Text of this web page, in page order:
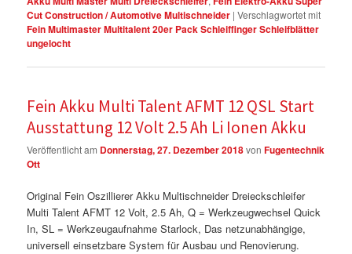
Cut Construction / Automotive Multischneider |Verschlagwortet mit
Fein Multimaster Multitalent 20er Pack Schleiffinger Schleifblätter
ungelocht
Fein Akku Multi Talent AFMT 12 QSL Start
Ausstattung 12 Volt 2.5 Ah Li Ionen Akku
Veröffentlicht am Donnerstag, 27. Dezember 2018vonFugentechnik
Ott
Original Fein Oszillierer Akku Multischneider Dreieckschleifer
Multi Talent AFMT 12 Volt, 2.5 Ah, Q = Werkzeugwechsel Quick
In, SL = Werkzeugaufnahme Starlock, Das netzunabhängige,
universell einsetzbare System für Ausbau und Renovierung.